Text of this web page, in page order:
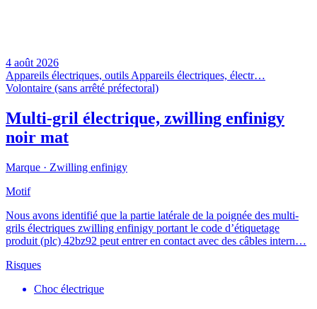
4 août 2026
Appareils électriques, outils Appareils électriques, électr…
Volontaire (sans arrêté préfectoral)
Multi-gril électrique, zwilling enfinigy
noir mat
Marque · Zwilling enfinigy
Motif
Nous avons identifié que la partie latérale de la poignée des multi-
grils électriques zwilling enfinigy portant le code d’étiquetage
produit (plc) 42bz92 peut entrer en contact avec des câbles intern…
Risques
Choc électrique